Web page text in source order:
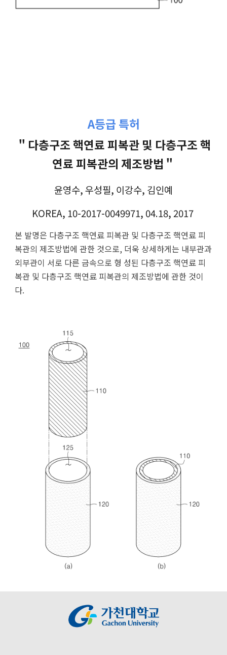
A등급 특허
＂다층구조 핵연료 피복관 및 다층구조 핵
연료 피복관의 제조방법＂
윤영수, 우성필, 이강수, 김인예
KOREA, 10-2017-0049971, 04.18, 2017
본 발명은 다층구조 핵연료 피복관 및 다층구조 핵연료 피
복관의 제조방법에 관한 것으로, 더욱 상세하게는 내부관과
외부관이 서로 다른 금속으로 형 성된 다층구조 핵연료 피
복관 및 다층구조 핵연료 피복관의 제조방법에 관한 것이
다.